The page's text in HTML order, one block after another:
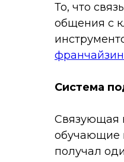
То, что
общения с
Система
Связующая
обучающие
получал